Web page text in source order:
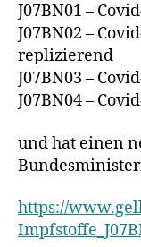
J07BN01 –
J07BN02 –
replizierend
J07BN03 –
J07BN04 –
und hat einen
https://